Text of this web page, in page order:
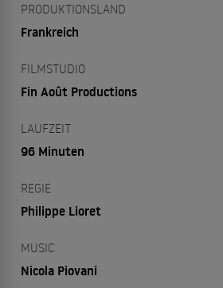
PRODUKTIONSLAND
Frankreich
FILMSTUDIO
Fin Août Productions
LAUFZEIT
96 Minuten
REGIE
Philippe Lioret
MUSIC
Nicola Piovani